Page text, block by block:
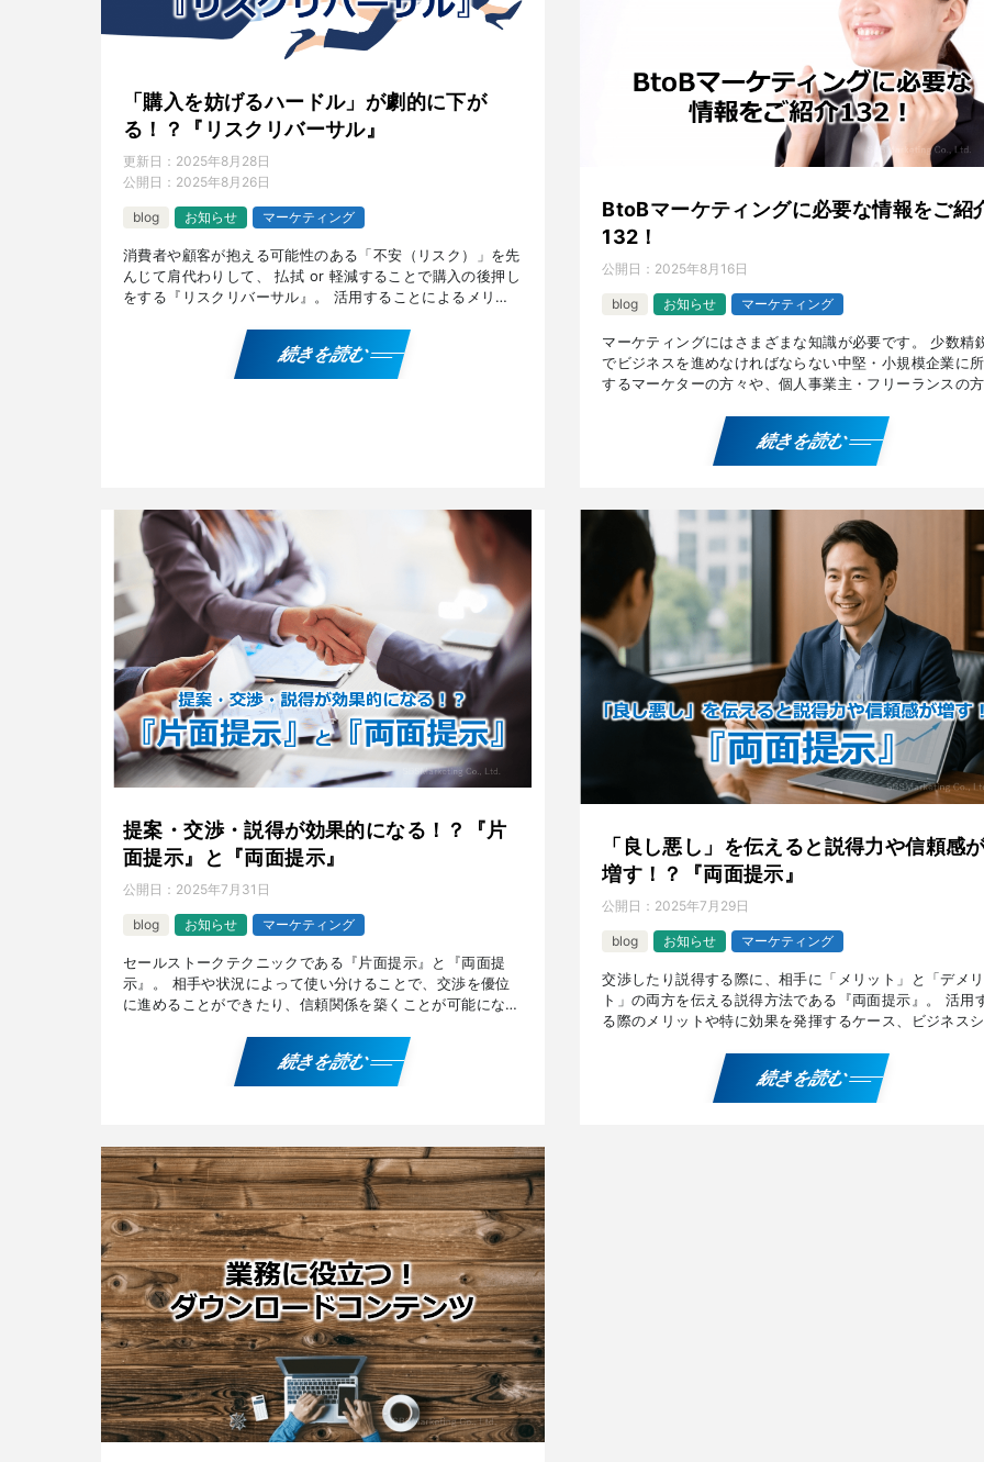
「購入を妨げるハードル」が劇的に下が
る！？『リスクリバーサル』
更新日： 2025年8月28日
公開日： 2025年8月26日
blog お知らせ マーケティング
消費者や顧客が抱える可能性のある「不安（リスク）」を先
んじて肩代わりして、 払拭 or 軽減することで購入の後押し
をする『リスクリバーサル』。 活用することによるメリッ
続きを読む
BtoBマーケティングに必要な情報をご紹
132！
公開日： 2025年8月16日
blog お知らせ マーケティング
マーケティングにはさまざまな知識が必要です。 少数精
でビジネスを進めなければならない中堅・小規模企業に
するマーケターの方々や、個人事業主・フリーランスの
続きを読む
提案・交渉・説得が効果的になる！？『片
面提示』と『両面提示』
公開日： 2025年7月31日
blog お知らせ マーケティング
セールストークテクニックである『片面提示』と『両面提
示』。 相手や状況によって使い分けることで、交渉を優位
に進めることができたり、信頼関係を築くことが可能になり
続きを読む
「良し悪し」を伝えると説得力や信頼感
増す！？『両面提示』
公開日： 2025年7月29日
blog お知らせ マーケティング
交渉したり説得する際に、相手に「メリット」と「デメ
ト」の両方を伝える説得方法である『両面提示』。 活用
る際のメリットや特に効果を発揮するケース、ビジネス
続きを読む